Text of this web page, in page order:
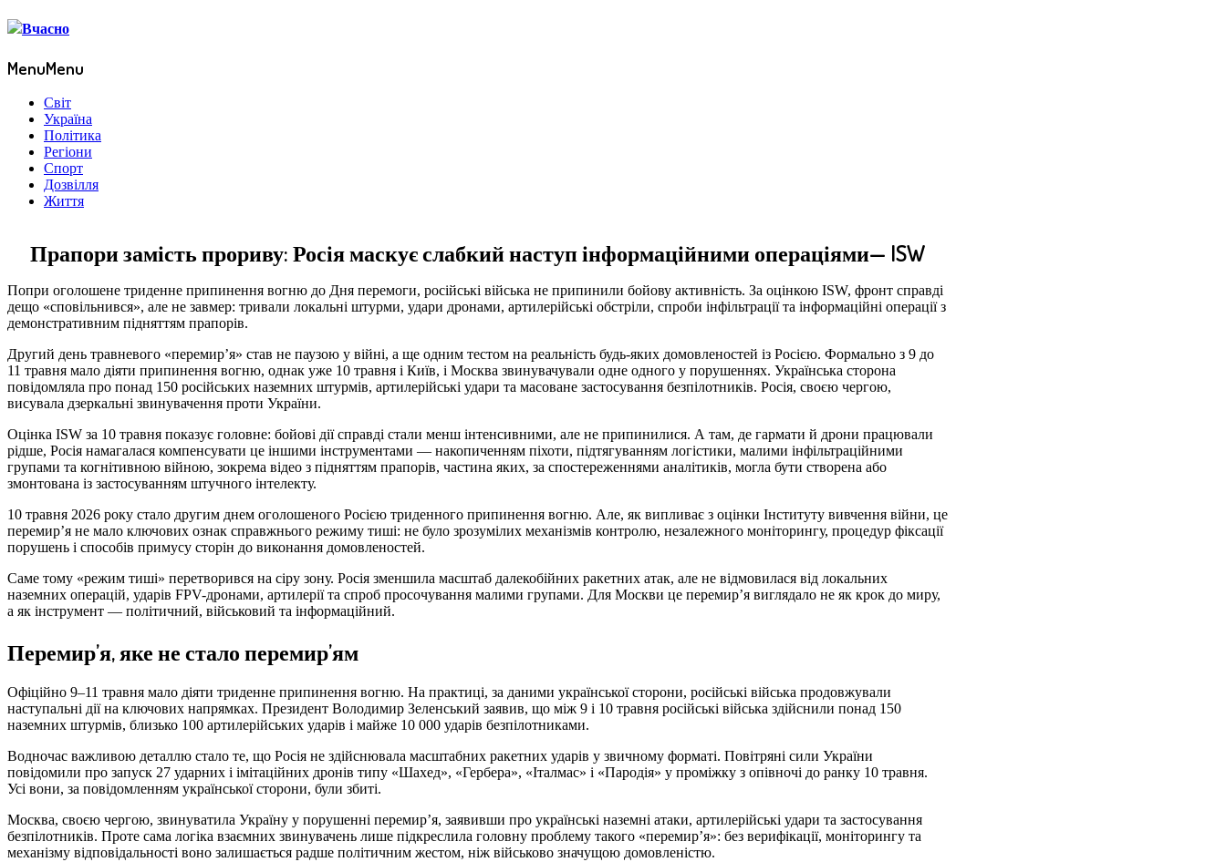
MenuMenu
Світ
Україна
Політика
Регіони
Спорт
Дозвілля
Життя
Прапори замість прориву: Росія маскує слабкий наступ інформаційними операціями— ISW
Попри оголошене триденне припинення вогню до Дня перемоги, російські війська не припинили бойову активність. За оцінкою ISW, фронт справді
дещо «сповільнився», але не завмер: тривали локальні штурми, удари дронами, артилерійські обстріли, спроби інфільтрації та інформаційні операції з
демонстративним підняттям прапорів.
Другий день травневого «перемир’я» став не паузою у війні, а ще одним тестом на реальність будь-яких домовленостей із Росією. Формально з 9 до
11 травня мало діяти припинення вогню, однак уже 10 травня і Київ, і Москва звинувачували одне одного у порушеннях. Українська сторона
повідомляла про понад 150 російських наземних штурмів, артилерійські удари та масоване застосування безпілотників. Росія, своєю чергою,
висувала дзеркальні звинувачення проти України.
Оцінка ISW за 10 травня показує головне: бойові дії справді стали менш інтенсивними, але не припинилися. А там, де гармати й дрони працювали
рідше, Росія намагалася компенсувати це іншими інструментами — накопиченням піхоти, підтягуванням логістики, малими інфільтраційними
групами та когнітивною війною, зокрема відео з підняттям прапорів, частина яких, за спостереженнями аналітиків, могла бути створена або
змонтована із застосуванням штучного інтелекту.
10 травня 2026 року стало другим днем оголошеного Росією триденного припинення вогню. Але, як випливає з оцінки Інституту вивчення війни, це
перемир’я не мало ключових ознак справжнього режиму тиші: не було зрозумілих механізмів контролю, незалежного моніторингу, процедур фіксації
порушень і способів примусу сторін до виконання домовленостей.
Саме тому «режим тиші» перетворився на сіру зону. Росія зменшила масштаб далекобійних ракетних атак, але не відмовилася від локальних
наземних операцій, ударів FPV-дронами, артилерії та спроб просочування малими групами. Для Москви це перемир’я виглядало не як крок до миру,
а як інструмент — політичний, військовий та інформаційний.
Перемир’я, яке не стало перемир’ям
Офіційно 9–11 травня мало діяти триденне припинення вогню. На практиці, за даними української сторони, російські війська продовжували
наступальні дії на ключових напрямках. Президент Володимир Зеленський заявив, що між 9 і 10 травня російські війська здійснили понад 150
наземних штурмів, близько 100 артилерійських ударів і майже 10 000 ударів безпілотниками.
Водночас важливою деталлю стало те, що Росія не здійснювала масштабних ракетних ударів у звичному форматі. Повітряні сили України
повідомили про запуск 27 ударних і імітаційних дронів типу «Шахед», «Гербера», «Італмас» і «Пародія» у проміжку з опівночі до ранку 10 травня.
Усі вони, за повідомленням української сторони, були збиті.
Москва, своєю чергою, звинуватила Україну у порушенні перемир’я, заявивши про українські наземні атаки, артилерійські удари та застосування
безпілотників. Проте сама логіка взаємних звинувачень лише підкреслила головну проблему такого «перемир’я»: без верифікації, моніторингу та
механізму відповідальності воно залишається радше політичним жестом, ніж військово значущою домовленістю.